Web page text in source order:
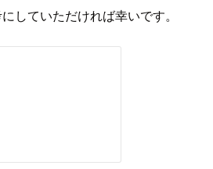
していただければ幸いです。